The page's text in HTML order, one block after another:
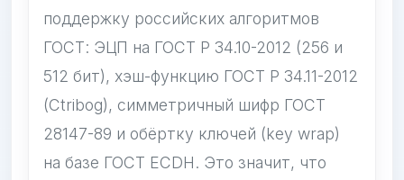
поддержку российских алгоритмов
ГОСТ: ЭЦП на ГОСТ Р 34.10-2012 (256 и
512 бит), хэш-функцию ГОСТ Р 34.11-2012
(Сtribog), симметричный шифр ГОСТ
28147-89 и обёртку ключей (key wrap)
на базе ГОСТ ECDH. Это значит, что